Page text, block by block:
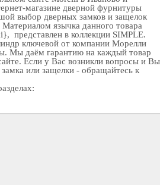
магазине дверной фурнитуры
выбор дверных замков и защелок
Материалом язычка данного товара
представлен в коллекции SIMPLE.
ключевой от компании Морелли
Мы даём гарантию на каждый товар
Если у Вас возникли вопросы и Вы
или защелки - обращайтесь к